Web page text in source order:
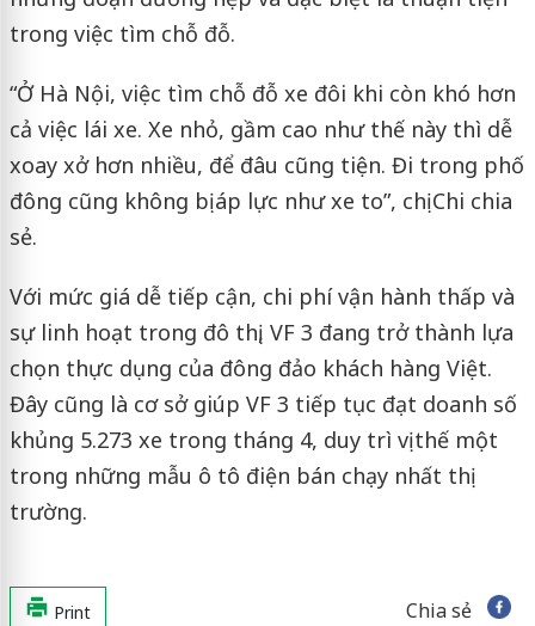
trong việc tìm chỗ đỗ.
“Ở Hà Nội, việc tìm chỗ đỗ xe đôi khi còn khó hơn
cả việc lái xe. Xe nhỏ, gầm cao như thế này thì dễ
xoay xở hơn nhiều, để đâu cũng tiện. Đi trong phố
đông cũng không bị áp lực như xe to”, chị Chi chia
sẻ.
Với mức giá dễ tiếp cận, chi phí vận hành thấp và
sự linh hoạt trong đô thị, VF 3 đang trở thành lựa
chọn thực dụng của đông đảo khách hàng Việt.
Đây cũng là cơ sở giúp VF 3 tiếp tục đạt doanh số
khủng 5.273 xe trong tháng 4, duy trì vị thế một
trong những mẫu ô tô điện bán chạy nhất thị
trường.
Print Chia sẻ